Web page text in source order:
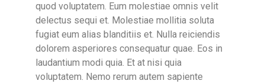
quod voluptatem. Eum molestiae omnis velit
delectus sequi et. Molestiae mollitia soluta
fugiat eum alias blanditiis et. Nulla reiciendis
dolorem asperiores consequatur quae. Eos in
laudantium modi quia. Et at nisi quia
voluptatem. Nemo rerum autem sapiente